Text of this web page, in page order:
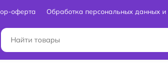
оферта Обработка персональных данных